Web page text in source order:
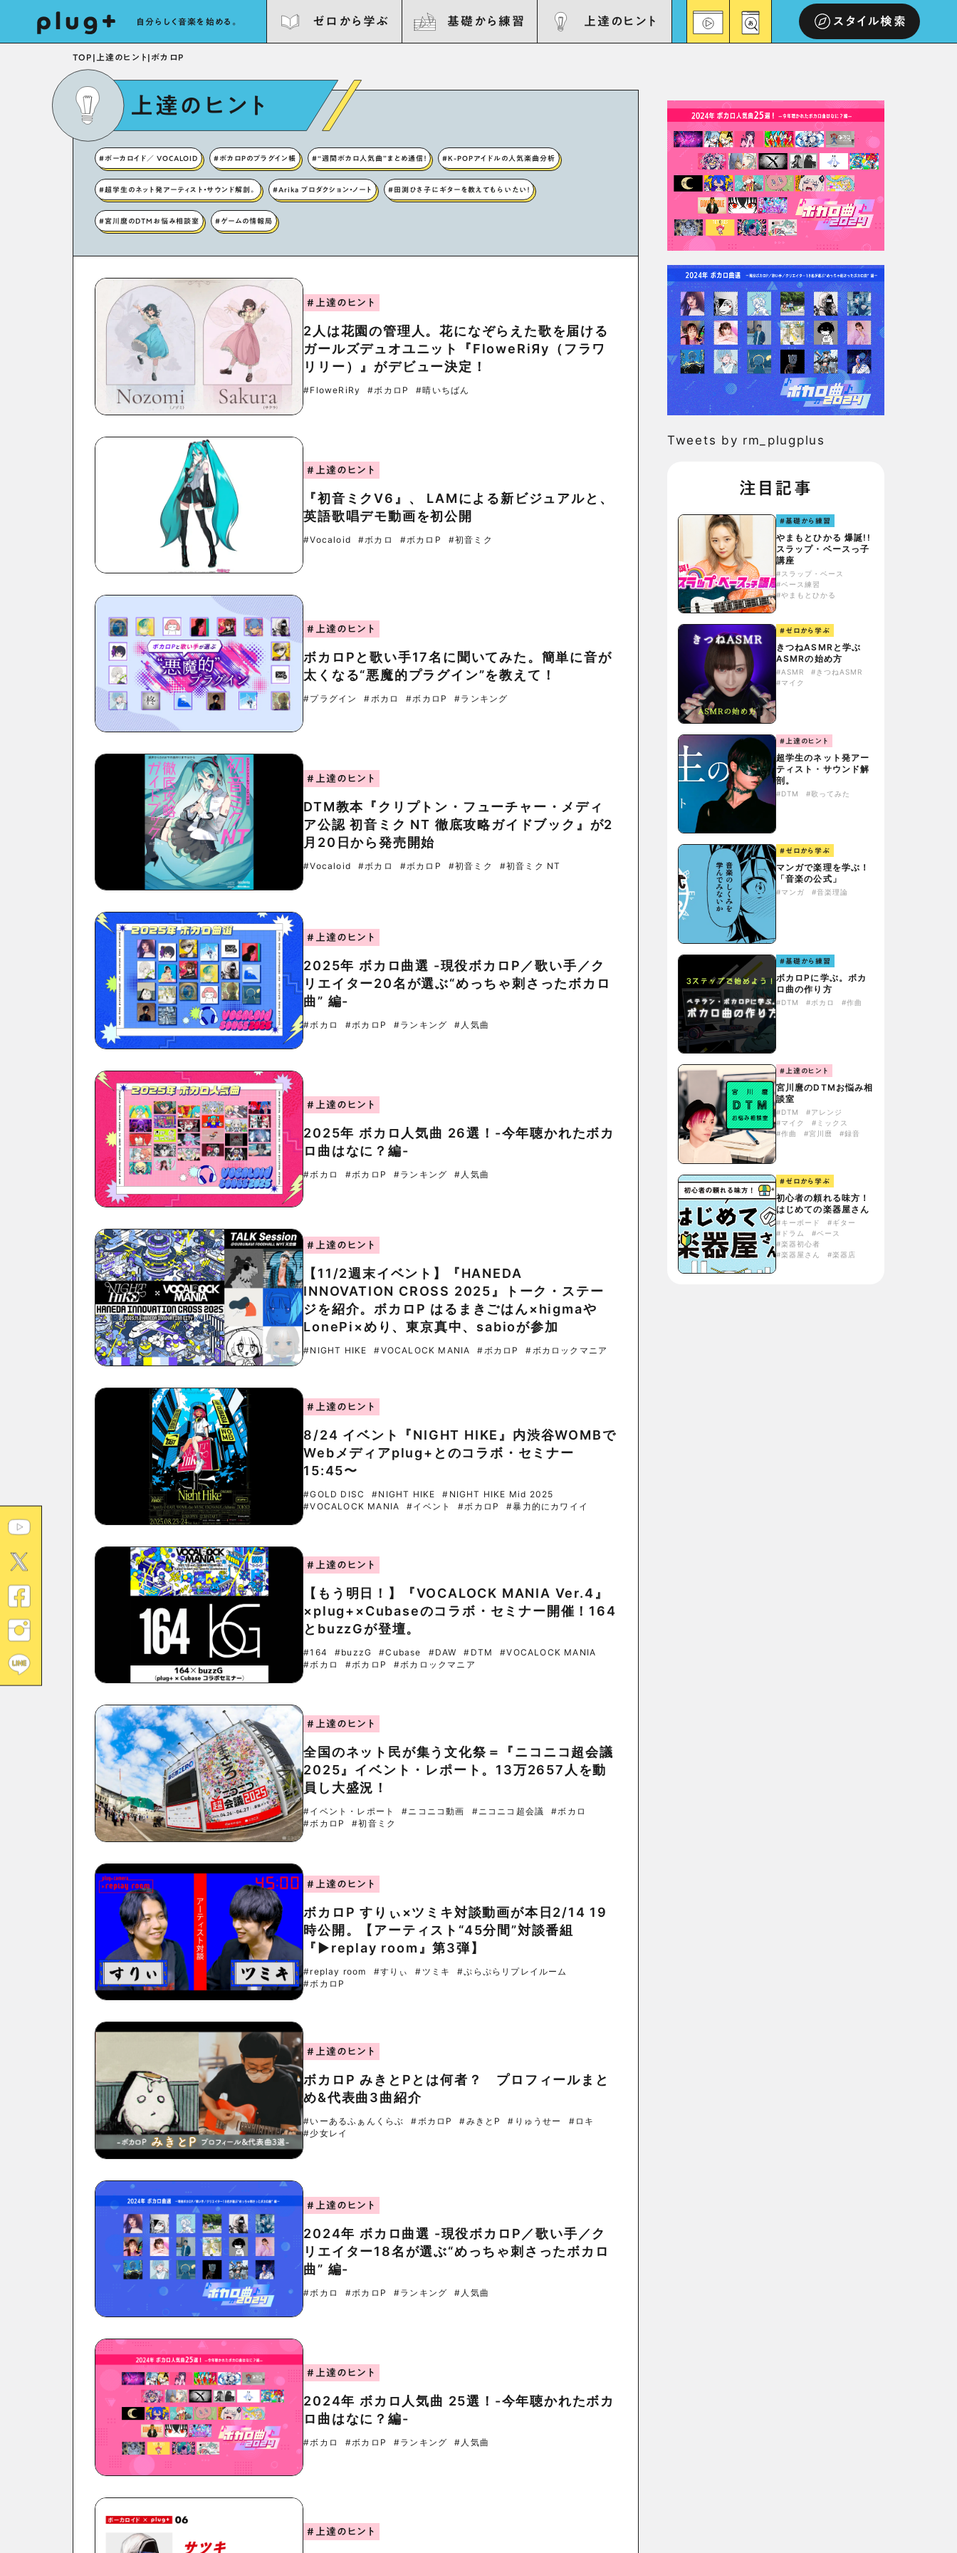
自分らしく音楽を始める。 ゼロから学ぶ 基礎から練習 上達のヒント スタイル検索
TOP | 上達のヒント | ボカロP
上達のヒント
#ボーカロイド／ VOCALOID #ボカロPのプラグイン帳 #“週間ボカロ人気曲”まとめ通信！ #K-POPアイドルの人気楽曲分析
#超学生のネット発アーティスト・サウンド解剖。 #Arika プロダクション・ノート #田渕ひさ子にギターを教えてもらいたい！
#宮川麿のDTMお悩み相談室 #ゲームの情報局
#上達のヒント
2人は花園の管理人。花になぞらえた歌を届ける
ガールズデュオユニット『FloweRiЯy（フラワ
リリー）』がデビュー決定！
#FloweRiRy #ボカロP #晴いちばん
#上達のヒント
『初音ミクV6』、 LAMによる新ビジュアルと、
英語歌唱デモ動画を初公開
#Vocaloid #ボカロ #ボカロP #初音ミク
#上達のヒント
ボカロPと歌い手17名に聞いてみた。簡単に音が
太くなる“悪魔的プラグイン”を教えて！
#プラグイン #ボカロ #ボカロP #ランキング
#上達のヒント
DTM教本『クリプトン・フューチャー・メディ
ア公認 初音ミク NT 徹底攻略ガイドブック』が2
月20日から発売開始
#Vocaloid #ボカロ #ボカロP #初音ミク #初音ミク NT
#上達のヒント
2025年 ボカロ曲選 -現役ボカロP／歌い手／ク
リエイター20名が選ぶ“めっちゃ刺さったボカロ
曲” 編-
#ボカロ #ボカロP #ランキング #人気曲
#上達のヒント
2025年 ボカロ人気曲 26選！-今年聴かれたボカ
ロ曲はなに？編-
#ボカロ #ボカロP #ランキング #人気曲
#上達のヒント
【11/2週末イベント】『HANEDA
INNOVATION CROSS 2025』トーク・ステー
ジを紹介。ボカロP はるまきごはん×higmaや
LonePi×めり、東京真中、sabioが参加
#NIGHT HIKE #VOCALOCK MANIA #ボカロP #ボカロックマニア
#上達のヒント
8/24 イベント『NIGHT HIKE』内渋谷WOMBで
Webメディアplug+とのコラボ・セミナー
15:45〜
#GOLD DISC #NIGHT HIKE
#NIGHT HIKE Mid 2025
#VOCALOCK MANIA
#イベント #ボカロP #暴力的にカワイイ
#上達のヒント
【もう明日！】『VOCALOCK MANIA Ver.4』
×plug+×Cubaseのコラボ・セミナー開催！164
とbuzzGが登壇。
#164 #buzzG #Cubase #DAW #DTM
#VOCALOCK MANIA
#ボカロ
#ボカロP #ボカロックマニア
#上達のヒント
全国のネット民が集う文化祭＝『ニコニコ超会議
2025』イベント・レポート。13万2657人を動
員し大盛況！
#イベント・レポート #ニコニコ動画 #ニコニコ超会議
#ボカロ
#ボカロP
#初音ミク
#上達のヒント
ボカロP すりぃ×ツミキ対談動画が本日2/14 19
時公開。【アーティスト“45分間”対談番組
『▶︎replay room』第3弾】
#replay room #すりぃ #ツミキ
#ぷらぷらリプレイルーム
#ボカロP
#上達のヒント
ボカロP みきとPとは何者？ プロフィールまと
め&代表曲3曲紹介
#いーあるふぁんくらぶ #ボカロP #みきとP #りゅうせー
#ロキ
#少女レイ
#上達のヒント
2024年 ボカロ曲選 -現役ボカロP／歌い手／ク
リエイター18名が選ぶ“めっちゃ刺さったボカロ
曲” 編-
#ボカロ #ボカロP #ランキング #人気曲
#上達のヒント
2024年 ボカロ人気曲 25選！-今年聴かれたボカ
ロ曲はなに？編-
#ボカロ #ボカロP #ランキング #人気曲
#上達のヒント
Tweets by rm_plugplus
注目記事
#基礎から練習
やまもとひかる 爆誕!!
スラップ・ベースっ子
講座
#スラップ・ベース
#ベース練習
#やまもとひかる
#ゼロから学ぶ
きつねASMRと学ぶ
ASMRの始め方
#ASMR
#きつねASMR
#マイク
#上達のヒント
超学生のネット発アー
ティスト・サウンド解
剖。
#DTM #歌ってみた
#ゼロから学ぶ
マンガで楽理を学ぶ！
「音楽の公式」
#マンガ #音楽理論
#基礎から練習
ボカロPに学ぶ。ボカ
ロ曲の作り方
#DTM #ボカロ #作曲
#上達のヒント
宮川麿のDTMお悩み相
談室
#DTM
#アレンジ
#マイク
#ミックス
#作曲
#宮川麿 #録音
#ゼロから学ぶ
初心者の頼れる味方！
はじめての楽器屋さん
#キーボード
#ギター
#ドラム
#ベース
#楽器初心者
#楽器屋さん
#楽器店